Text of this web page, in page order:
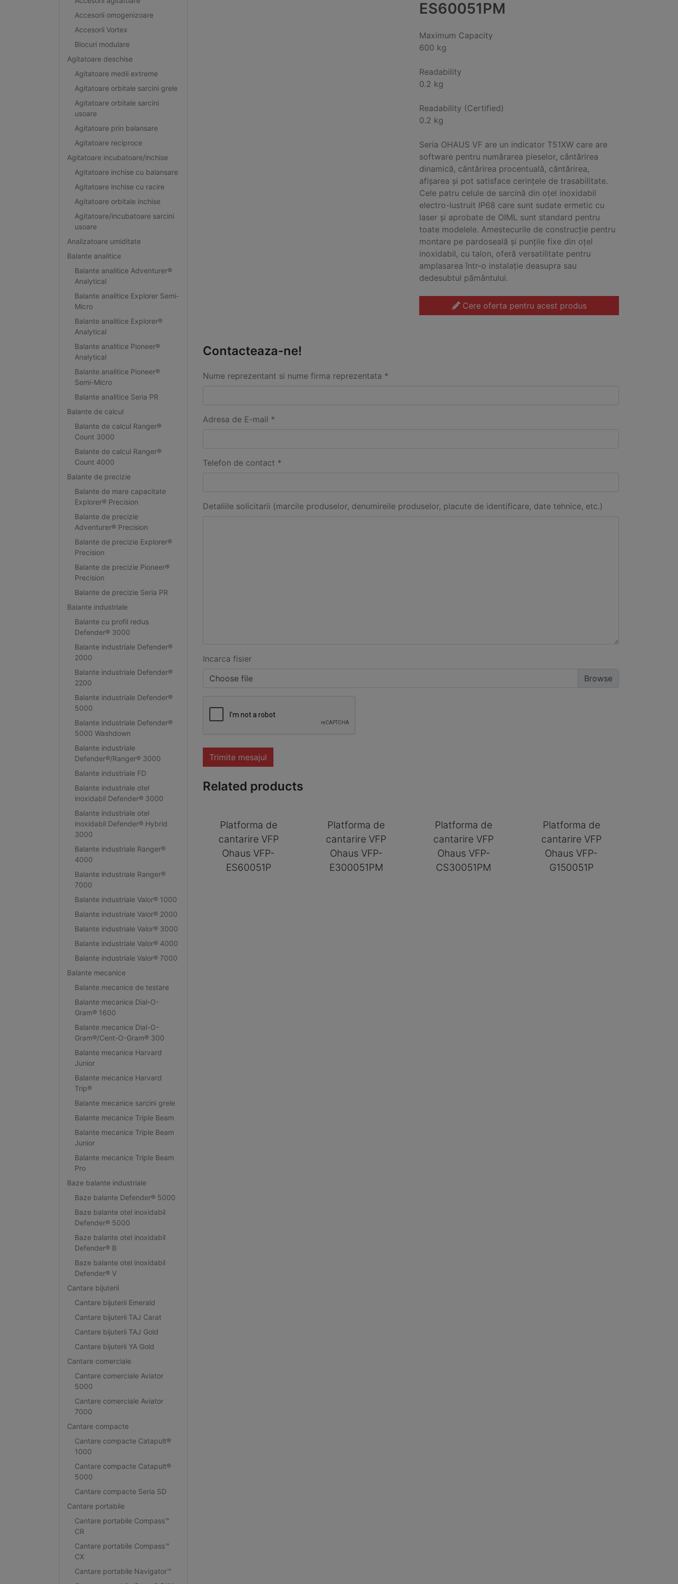
Accesorii omogenizoare
Accesorii Vortex
Blocuri modulare
Agitatoare deschise
Agitatoare medii extreme
Agitatoare orbitale sarcini grele
Agitatoare orbitale sarcini
usoare
Agitatoare prin balansare
Agitatoare reciproce
Agitatoare incubatoare/inchise
Agitatoare inchise cu balansare
Agitatoare inchise cu racire
Agitatoare orbitale inchise
Agitatoare/incubatoare sarcini
usoare
Analizatoare umiditate
Balante analitice
Balante analitice Adventurer®
Analytical
Balante analitice Explorer Semi-
Micro
Balante analitice Explorer®
Analytical
Balante analitice Pioneer®
Analytical
Balante analitice Pioneer®
Semi-Micro
Balante analitice Seria PR
Balante de calcul
Balante de calcul Ranger®
Count 3000
Balante de calcul Ranger®
Count 4000
Balante de precizie
Balante de mare capacitate
Explorer® Precision
Balante de precizie
Adventurer® Precision
Balante de precizie Explorer®
Precision
Balante de precizie Pioneer®
Precision
Balante de precizie Seria PR
Balante industriale
Balante cu profil redus
Defender® 3000
Balante industriale Defender®
2000
Balante industriale Defender®
2200
Balante industriale Defender®
5000
Balante industriale Defender®
5000 Washdown
Balante industriale
Defender®/Ranger® 3000
Balante industriale FD
Balante industriale otel
inoxidabil Defender® 3000
Balante industriale otel
inoxidabil Defender® Hybrid
3000
Balante industriale Ranger®
4000
Balante industriale Ranger®
7000
Balante industriale Valor® 1000
Balante industriale Valor® 2000
Balante industriale Valor® 3000
Balante industriale Valor® 4000
Balante industriale Valor® 7000
Balante mecanice
Balante mecanice de testare
Balante mecanice Dial-O-
Gram® 1600
Balante mecanice Dial-O-
Gram®/Cent-O-Gram® 300
Balante mecanice Harvard
Junior
Balante mecanice Harvard
Trip®
Balante mecanice sarcini grele
Balante mecanice Triple Beam
Balante mecanice Triple Beam
Junior
Balante mecanice Triple Beam
Pro
Baze balante industriale
Baze balante Defender® 5000
Baze balante otel inoxidabil
Defender® 5000
Baze balante otel inoxidabil
Defender® B
Baze balante otel inoxidabil
Defender® V
Cantare bijuterii
Cantare bijuterii Emerald
Cantare bijuterii TAJ Carat
Cantare bijuterii TAJ Gold
Cantare bijuterii YA Gold
Cantare comerciale
Cantare comerciale Aviator
5000
Cantare comerciale Aviator
7000
Cantare compacte
Cantare compacte Catapult®
1000
Cantare compacte Catapult®
5000
Cantare compacte Seria SD
Cantare portabile
Cantare portabile Compass™
CR
Cantare portabile Compass™
CX
Cantare portabile Navigator™
ES60051PM
Maximum Capacity
600 kg
Readability
0.2 kg
Readability (Certified)
0.2 kg
Seria OHAUS VF are un indicator T51XW care are
software pentru numărarea pieselor, cântărirea
dinamică, cântărirea procentuală, cântărirea,
afișarea și pot satisface cerințele de trasabilitate.
Cele patru celule de sarcină din oțel inoxidabil
electro-lustruit IP68 care sunt sudate ermetic cu
laser și aprobate de OIML sunt standard pentru
toate modelele. Amestecurile de construcție pentru
montare pe pardoseală și punțile fixe din oțel
inoxidabil, cu talon, oferă versatilitate pentru
amplasarea într-o instalație deasupra sau
dedesubtul pământului.
Cere oferta pentru acest produs
Contacteaza-ne!
Nume reprezentant si nume firma reprezentata *
Adresa de E-mail *
Telefon de contact *
Detaliile solicitarii (marcile produselor, denumireile produselor, placute de identificare, date tehnice, etc.)
Incarca fisier
Choose file
Trimite mesajul
Related products
Platforma de
cantarire VFP
Ohaus VFP-
ES60051P
Platforma de
cantarire VFP
Ohaus VFP-
E300051PM
Platforma de
cantarire VFP
Ohaus VFP-
CS30051PM
Platforma de
cantarire VFP
Ohaus VFP-
G150051P